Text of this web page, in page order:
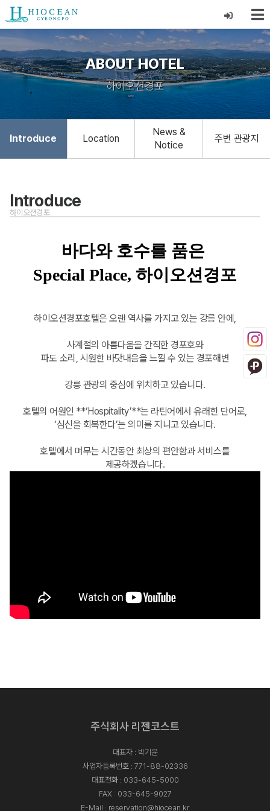
ABOUT HOTEL
하이오션경포
Introduce Location
News &
Notice
주변 관광지
Introduce
하이오션경포
바다와 호수를 품은
Special Place, 하이오션경포
하이오션경포호텔은 오랜 역사를 가지고 있는 강릉 안에,
사계절의 아름다움을 간직한 경포호와
파도 소리, 시원한 바닷내음을 느낄 수 있는 경포해변
강릉 관광의 중심에 위치하고 있습니다.
호텔의 어원인 **‘Hospitality’**는 라틴어에서 유래한 단어로,
‘심신을 회복한다’는 의미를 지니고 있습니다.
호텔에서 머무는 시간동안 최상의 편안함과 서비스를
제공하겠습니다.
주식회사 리젠코스트
대표자 : 박기윤
사업자등록번호 : 771-88-02336
대표전화 : 033-645-5000
FAX : 033-645-9027
E-Mail : reservation@hiocean.kr